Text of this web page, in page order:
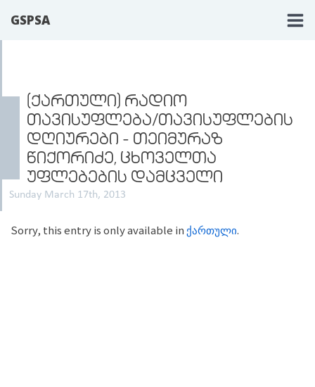
GSPSA
(ᲥᲐᲠᲗᲣᲚᲘ) ᲠᲐᲓᲘᲝ
ᲗᲐᲕᲘᲡᲣᲤᲚᲔᲑᲐ/ᲗᲐᲕᲘᲡᲣᲤᲚᲔᲑᲘᲡ
ᲓᲦᲘᲣᲠᲔᲑᲘ - ᲗᲔᲘᲛᲣᲠᲐᲖ
ᲬᲘᲥᲝᲠᲘᲫᲔ, ᲪᲮᲝᲕᲔᲚᲗᲐ
ᲣᲤᲚᲔᲑᲔᲑᲘᲡ ᲓᲐᲛᲪᲕᲔᲚᲘ
Sunday March 17th, 2013
Sorry, this entry is only available in ქართული.